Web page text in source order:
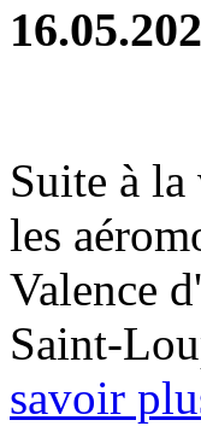
Suite à
les
Valence
Saint-
savoir